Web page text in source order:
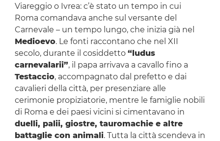
Viareggio o Ivrea: c’è stato un tempo in cui
Roma comandava anche sul versante del
Carnevale – un tempo lungo, che inizia già nel
Medioevo. Le fonti raccontano che nel XII
secolo, durante il cosiddetto “ludus
carnevalarii”, il papa arrivava a cavallo fino a
Testaccio, accompagnato dal prefetto e dai
cavalieri della città, per presenziare alle
cerimonie propiziatorie, mentre le famiglie nobili
di Roma e dei paesi vicini si cimentavano in
duelli, palii, giostre, tauromachie e altre
battaglie con animali. Tutta la città scendeva in